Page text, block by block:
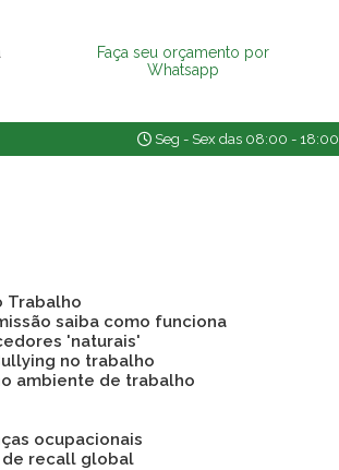
Faça seu orçamento por
Whatsapp
Seg - Sex das 08:00 - 18:00
Trabalho
saiba como funciona
'naturais'
Bullying no trabalho
ambiente de trabalho
ocupacionais
de recall global